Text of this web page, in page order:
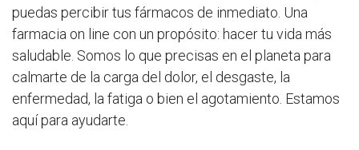
puedas percibir tus fármacos de inmediato. Una
farmacia on line con un propósito: hacer tu vida más
saludable. Somos lo que precisas en el planeta para
calmarte de la carga del dolor, el desgaste, la
enfermedad, la fatiga o bien el agotamiento. Estamos
aquí para ayudarte.